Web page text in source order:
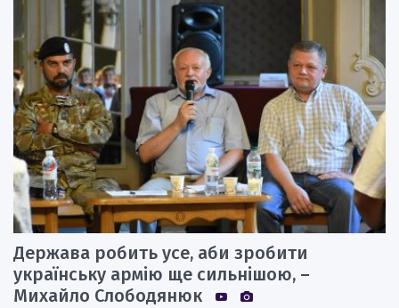
Держава робить усе, аби зробити
українську армію ще сильнішою, –
Михайло Слободянюк